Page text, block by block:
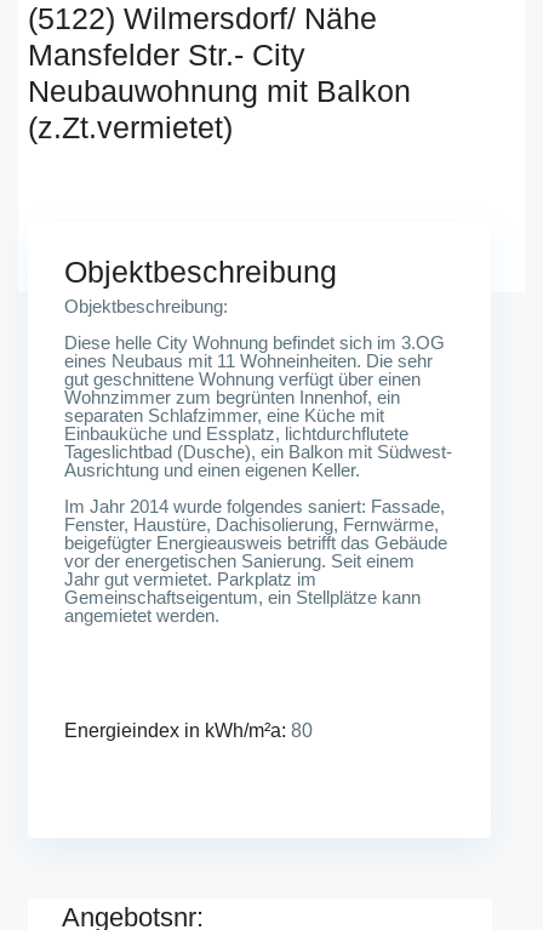
(5122) Wilmersdorf/ Nähe
Mansfelder Str.- City
Neubauwohnung mit Balkon
(z.Zt.vermietet)
Objektbeschreibung
Objektbeschreibung:
Diese helle City Wohnung befindet sich im 3.OG
eines Neubaus mit 11 Wohneinheiten. Die sehr
gut geschnittene Wohnung verfügt über einen
Wohnzimmer zum begrünten Innenhof, ein
separaten Schlafzimmer, eine Küche mit
Einbauküche und Essplatz, lichtdurchflutete
Tageslichtbad (Dusche), ein Balkon mit Südwest-
Ausrichtung und einen eigenen Keller.
Im Jahr 2014 wurde folgendes saniert: Fassade,
Fenster, Haustüre, Dachisolierung, Fernwärme,
beigefügter Energieausweis betrifft das Gebäude
vor der energetischen Sanierung. Seit einem
Jahr gut vermietet. Parkplatz im
Gemeinschaftseigentum, ein Stellplätze kann
angemietet werden.
Energieindex in kWh/m²a: 80
Angebotsnr: